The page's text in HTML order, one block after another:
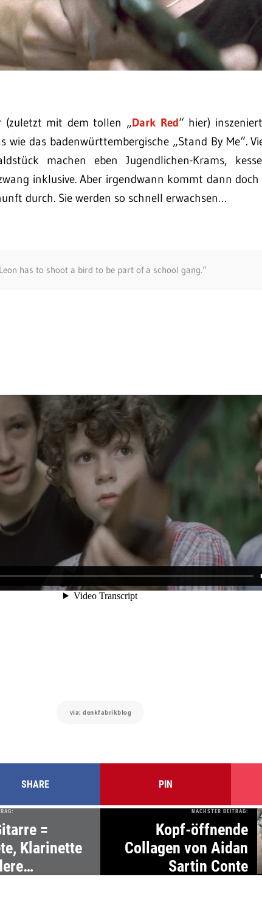
(zuletzt mit dem tollen „Dark Red“ hier)
wie das badenwürttembergische „Stand By Me“.
machen eben Jugendlichen-Krams,
inklusive. Aber irgendwann kommt dann doch
durch. Sie werden so schnell erwachsen…
has to shoot a bird to be part of a school gang.“
via: denkfabrikblog
SHARE PIN
=
Klarinette
NÄCHSTER BEITRAG:
Kopf-öffnende
Collagen von Aidan
Sartin Conte